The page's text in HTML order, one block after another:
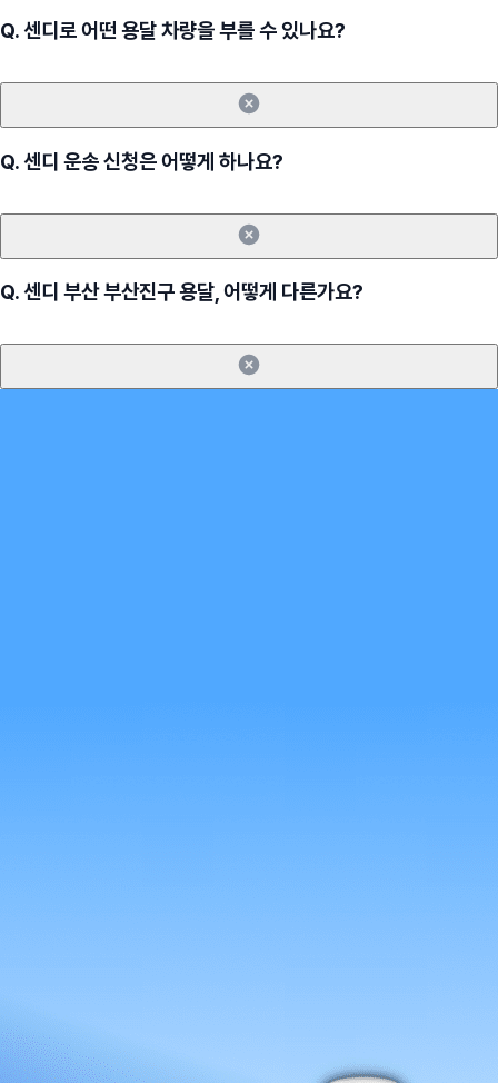
Q.센디로 어떤 용달 차량을 부를 수 있나요?
Q.센디 운송 신청은 어떻게 하나요?
Q.센디 부산 부산진구 용달, 어떻게 다른가요?